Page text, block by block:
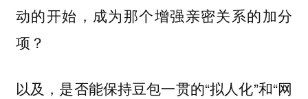
动的开始，成为那个增强亲密关系的加分
项？
以及，是否能保持豆包一贯的“拟人化”和“网